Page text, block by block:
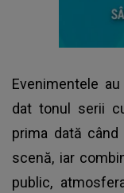
Evenimentele
dat tonul serii
prima dată când
scenă, iar
public,